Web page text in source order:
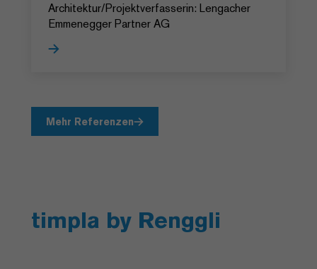
Architektur/Projektverfasserin: Lengacher
Emmenegger Partner AG
Mehr Referenzen
timpla by Renggli